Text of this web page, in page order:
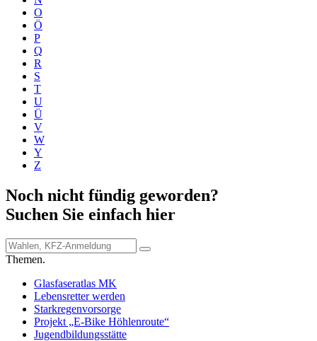
O
Ö
P
Q
R
S
T
U
Ü
V
W
Y
Z
Noch nicht fündig geworden?
Suchen Sie einfach hier
Themen.
Glasfaseratlas MK
Lebensretter werden
Starkregenvorsorge
Projekt „E-Bike Höhlenroute“
Jugendbildungsstätte